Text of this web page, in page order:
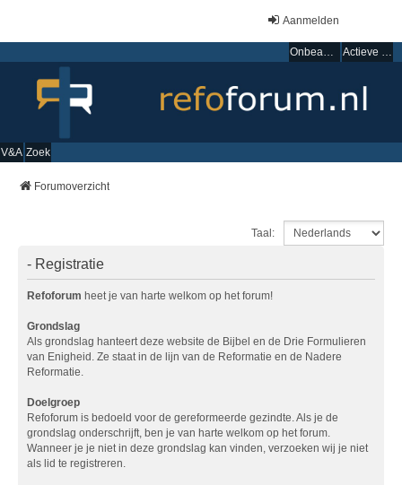
Aanmelden
Onbeantwoorde onderwerpen Actieve onderwerpen
V&A Zoek
Forumoverzicht
Taal:
- Registratie
Refoforum heet je van harte welkom op het forum!
Grondslag
Als grondslag hanteert deze website de Bijbel en de Drie Formulieren
van Enigheid. Ze staat in de lijn van de Reformatie en de Nadere
Reformatie.
Doelgroep
Refoforum is bedoeld voor de gereformeerde gezindte. Als je de
grondslag onderschrijft, ben je van harte welkom op het forum.
Wanneer je je niet in deze grondslag kan vinden, verzoeken wij je niet
als lid te registreren.